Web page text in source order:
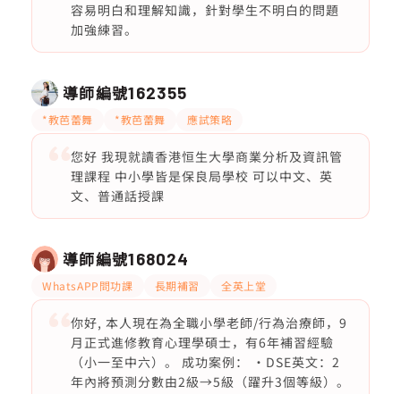
容易明白和理解知識，針對學生不明白的問題
加強練習。
導師編號162355
*教芭蕾舞 *教芭蕾舞 應試策略
您好 我現就讀香港恒生大學商業分析及資訊管
理課程 中小學皆是保良局學校 可以中文、英
文、普通話授課
導師編號168024
WhatsAPP問功課 長期補習 全英上堂
你好, 本人現在為全職小學老師/行為治療師，9
月正式進修教育心理學碩士，有6年補習經驗
（小一至中六）。 成功案例： ·DSE英文：2
年內將預測分數由2級→5級（躍升3個等級）。